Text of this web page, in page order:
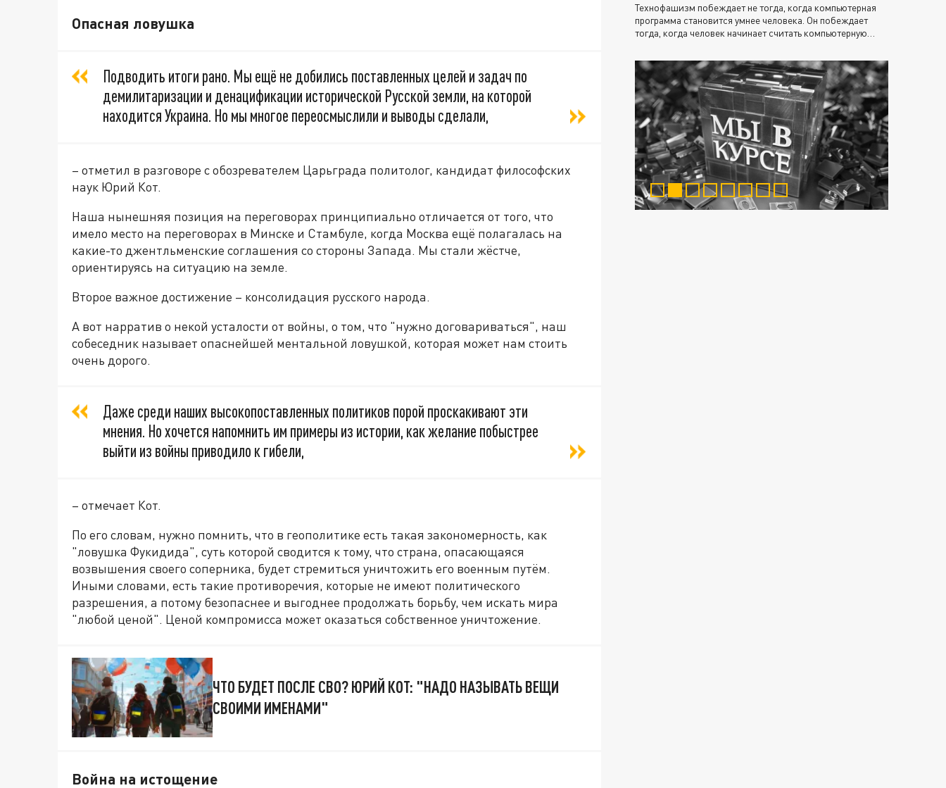
Опасная ловушка
Подводить итоги рано. Мы ещё не добились поставленных целей и задач по
демилитаризации и денацификации исторической Русской земли, на которой
находится Украина. Но мы многое переосмыслили и выводы сделали,
– отметил в разговоре с обозревателем Царьграда политолог, кандидат философских
наук Юрий Кот.
Наша нынешняя позиция на переговорах принципиально отличается от того, что
имело место на переговорах в Минске и Стамбуле, когда Москва ещё полагалась на
какие-то джентльменские соглашения со стороны Запада. Мы стали жёстче,
ориентируясь на ситуацию на земле.
Второе важное достижение – консолидация русского народа.
А вот нарратив о некой усталости от войны, о том, что "нужно договариваться", наш
собеседник называет опаснейшей ментальной ловушкой, которая может нам стоить
очень дорого.
Даже среди наших высокопоставленных политиков порой проскакивают эти
мнения. Но хочется напомнить им примеры из истории, как желание побыстрее
выйти из войны приводило к гибели,
– отмечает Кот.
По его словам, нужно помнить, что в геополитике есть такая закономерность, как
"ловушка Фукидида", суть которой сводится к тому, что страна, опасающаяся
возвышения своего соперника, будет стремиться уничтожить его военным путём.
Иными словами, есть такие противоречия, которые не имеют политического
разрешения, а потому безопаснее и выгоднее продолжать борьбу, чем искать мира
"любой ценой". Ценой компромисса может оказаться собственное уничтожение.
ЧТО БУДЕТ ПОСЛЕ СВО? ЮРИЙ КОТ: "НАДО НАЗЫВАТЬ ВЕЩИ
СВОИМИ ИМЕНАМИ"
Война на истощение
Технофашизм побеждает не тогда, когда компьютерная
программа становится умнее человека. Он побеждает
тогда, когда человек начинает считать компьютерную